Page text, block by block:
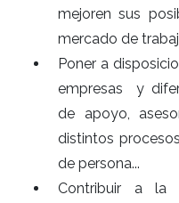
mejoren sus
mercado de
Poner a
empresas y
de apoyo,
distintos
de persona...
Contribuir a la